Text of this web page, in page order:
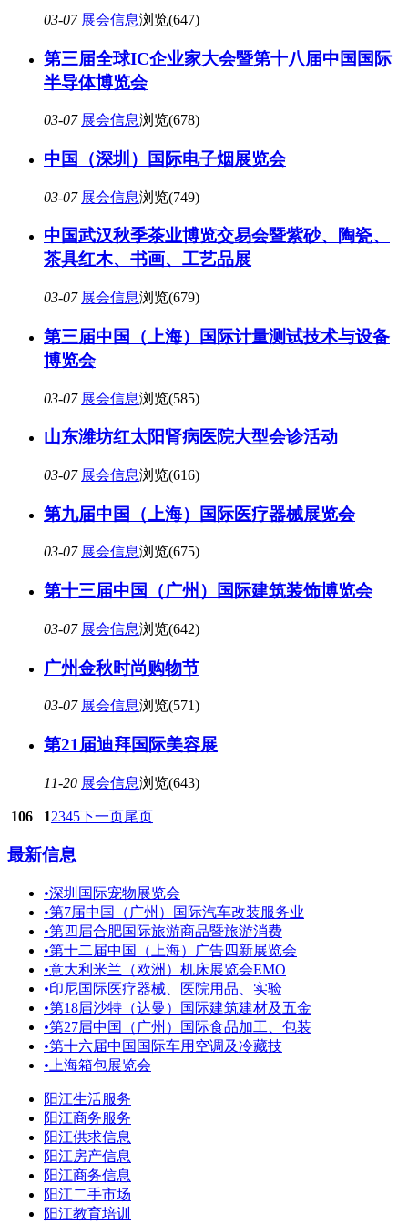
03-07 展会信息浏览(647)
第三届全球IC企业家大会暨第十八届中国国际
半导体博览会
03-07 展会信息浏览(678)
中国（深圳）国际电子烟展览会
03-07 展会信息浏览(749)
中国武汉秋季茶业博览交易会暨紫砂、陶瓷、
茶具红木、书画、工艺品展
03-07 展会信息浏览(679)
第三届中国（上海）国际计量测试技术与设备
博览会
03-07 展会信息浏览(585)
山东潍坊红太阳肾病医院大型会诊活动
03-07 展会信息浏览(616)
第九届中国（上海）国际医疗器械展览会
03-07 展会信息浏览(675)
第十三届中国（广州）国际建筑装饰博览会
03-07 展会信息浏览(642)
广州金秋时尚购物节
03-07 展会信息浏览(571)
第21届迪拜国际美容展
11-20 展会信息浏览(643)
106 12345下一页尾页
最新信息
•深圳国际宠物展览会
•第7届中国（广州）国际汽车改装服务业
•第四届合肥国际旅游商品暨旅游消费
•第十二届中国（上海）广告四新展览会
•意大利米兰（欧洲）机床展览会EMO
•印尼国际医疗器械、医院用品、实验
•第18届沙特（达曼）国际建筑建材及五金
•第27届中国（广州）国际食品加工、包装
•第十六届中国国际车用空调及冷藏技
• 上海箱包展览会
阳江生活服务
阳江商务服务
阳江供求信息
阳江房产信息
阳江商务信息
阳江二手市场
阳江教育培训